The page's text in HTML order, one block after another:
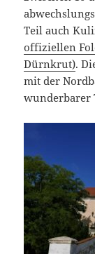
Teil auch
offiziellen
Dürnkrut).
mit der
wunderbarer